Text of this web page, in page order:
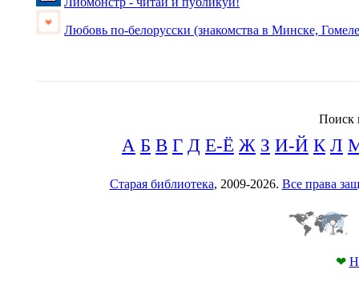
Любовь по-белорусски (знакомства в Минске,
Поиск
А Б В Г Д Е-Ё Ж З И-Й К Л
Старая библиотека, 2009-2026. Все права
❤